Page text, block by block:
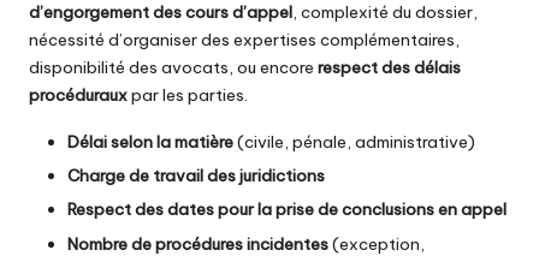
d’engorgement des cours d’appel, complexité du dossier,
nécessité d’organiser des expertises complémentaires,
disponibilité des avocats, ou encore respect des délais
procédurauxpar les parties.
Délai selon la matière(civile, pénale, administrative)
Charge de travail des juridictions
Respect des dates pour la prise de conclusions en appel
Nombre de procédures incidentes(exception,